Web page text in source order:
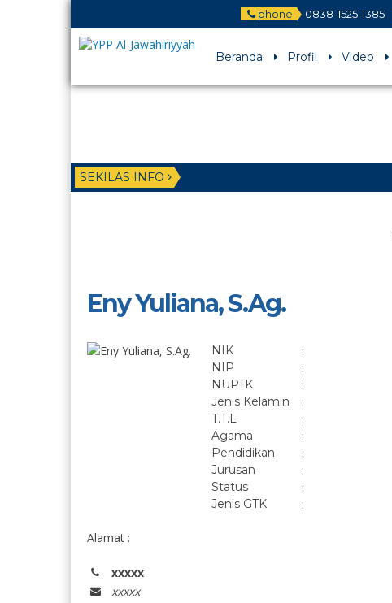
phone 0838-1525-1385
Beranda Profil Video
SEKILAS INFO
Eny Yuliana, S.Ag.
NIK :
NIP :
NUPTK :
Jenis Kelamin :
T.T.L :
Agama :
Pendidikan :
Jurusan :
Status :
Jenis GTK :
Alamat :
xxxxx
xxxxx